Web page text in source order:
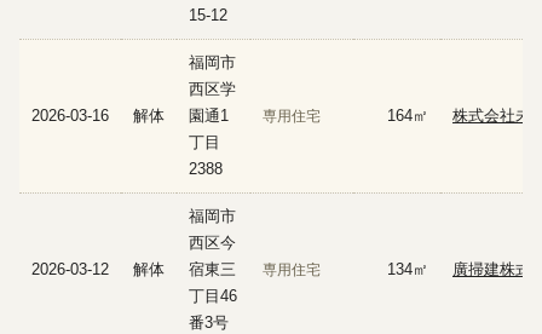
15-12
2026-03-16 解体
福岡市
西区学
園通1
丁目
2388
専用住宅 164㎡ 株式会社未
2026-03-12 解体
福岡市
西区今
宿東三
丁目46
番3号
専用住宅 134㎡ 廣掃建株式